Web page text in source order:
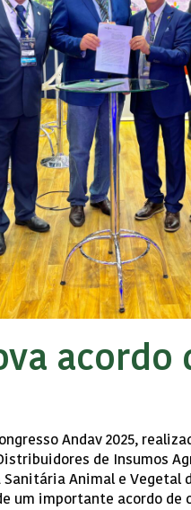
acordo
Andav 2025,
de Insumos
Animal e Vegetal
um importante acordo de